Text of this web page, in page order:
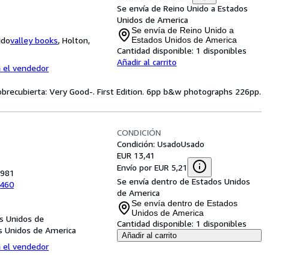
valley books, Holton,
el vendedor
Se envía de Reino Unido a Estados
Unidos de America
Se envía de Reino Unido a
Estados Unidos de America
Cantidad disponible: 1 disponibles
Añadir al carrito
Very Good-. First Edition. 6pp b&w photographs 226pp.
Unidos de
Unidos de America
el vendedor
CONDICIÓN
Condición: UsadoUsado
EUR 13,41
Envío por EUR 5,21
Se envía dentro de Estados Unidos
de America
Se envía dentro de Estados
Unidos de America
Cantidad disponible: 1 disponibles
Añadir al carrito